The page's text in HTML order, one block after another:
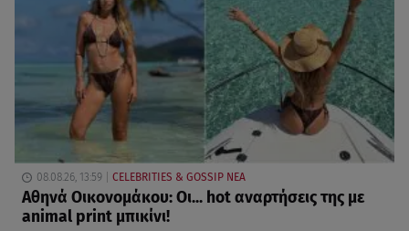
08.08.26, 13:59 CELEBRITIES & GOSSIP ΝΕΑ
Αθηνά Οικονομάκου: Οι... hot αναρτήσεις της με
animal print μπικίνι!